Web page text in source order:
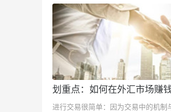
划重点：如何在外汇市场赚
进行交易很简单：因为交易中的机制